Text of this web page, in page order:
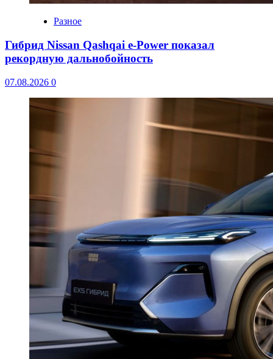
Разное
Гибрид Nissan Qashqai e-Power показал
рекордную дальнобойность
07.08.2026 0